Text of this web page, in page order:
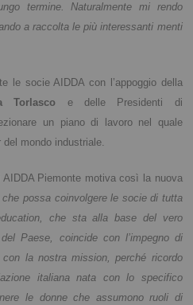
termine. Naturalmente mi rendo
a raccolta le più interessanti menti
le socie AIDDA con l’appoggio della
Torlasco e delle Presidenti di
un piano di lavoro nel quale
mondo industriale.
AIDDA Piemonte motiva così la nuova
possa coinvolgere le socie di tutta
che sta alla base del vero
Paese, coincide con l’impegno di
la nostra mission, perché ricordo
italiana nata con lo specifico
le donne che assumono ruoli di